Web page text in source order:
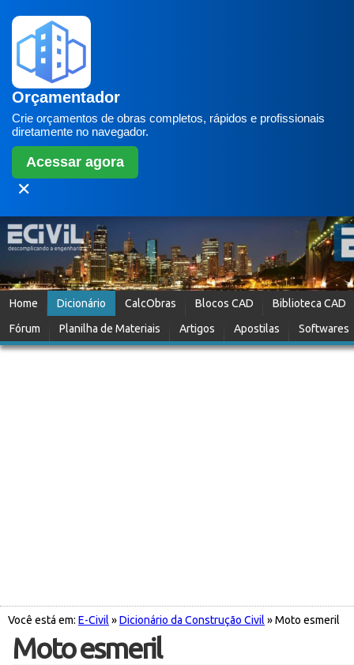
Orçamentador
Crie orçamentos de obras completos, rápidos e profissionais
diretamente no navegador.
Acessar agora
✕
Home Dicionário CalcObras Blocos CAD
Biblioteca CAD
Fórum
Planilha de Materiais Artigos Apostilas Softwares
Você está em: E-Civil »Dicionário da Construção Civil » Moto esmeril
Moto esmeril